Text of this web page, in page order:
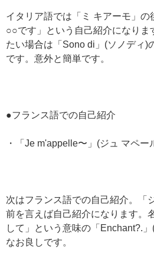
イタリア語では「ミ キアーモ」の
○○です」という自己紹介になりま
たい場合は「Sono di」(ソノディ)
です。意外と簡単です。
●フランス語での自己紹介
・「Je m'appelle〜」(ジュ マペー
次はフランス語での自己紹介。「
前を言えば自己紹介になります。
して」という意味の「Enchant?.
なお良しです。